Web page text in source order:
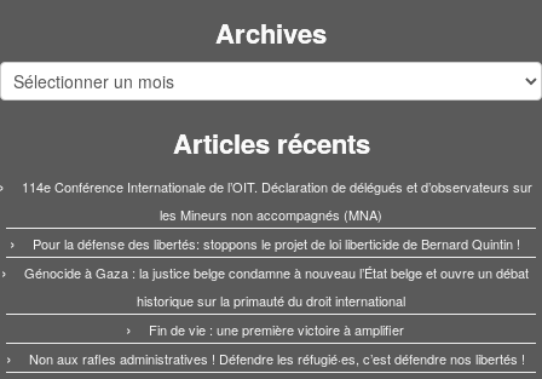
Archives
Archives
Articles récents
114e Conférence Internationale de l’OIT. Déclaration de délégués et d’observateurs sur
les Mineurs non accompagnés (MNA)
Pour la défense des libertés: stoppons le projet de loi liberticide de Bernard Quintin !
Génocide à Gaza : la justice belge condamne à nouveau l’État belge et ouvre un débat
historique sur la primauté du droit international
Fin de vie : une première victoire à amplifier
Non aux rafles administratives ! Défendre les réfugié·es, c’est défendre nos libertés !